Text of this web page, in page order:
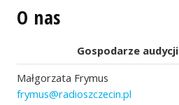
O nas
Gospodarze audycji
Małgorzata Frymus
frymus@radioszczecin.pl